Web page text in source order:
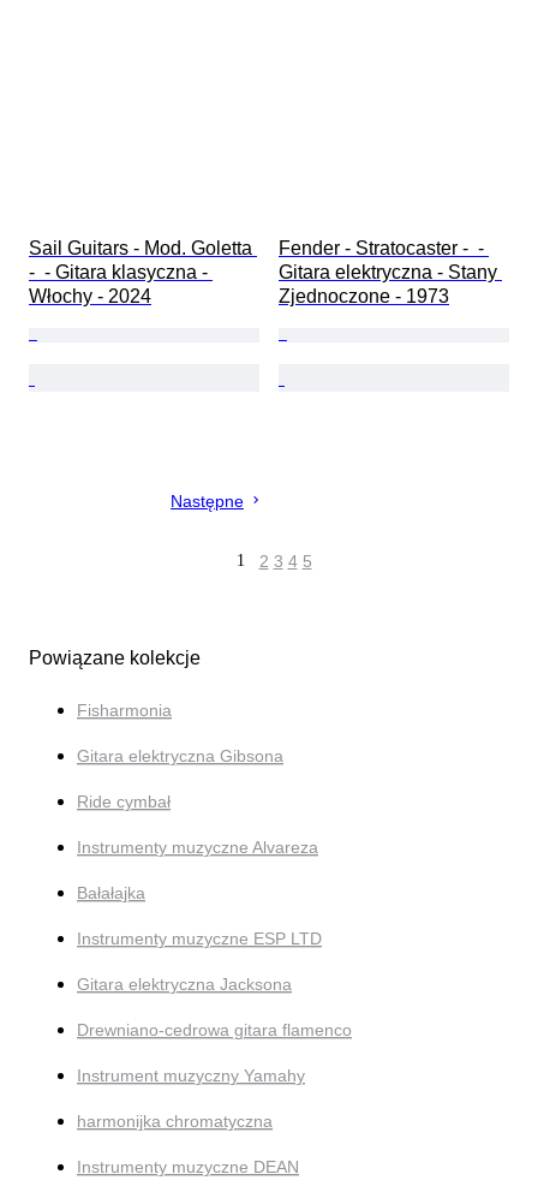
Sail Guitars - Mod. Goletta
-  - Gitara klasyczna -
Włochy - 2024
Fender - Stratocaster -  -
Gitara elektryczna - Stany
Zjednoczone - 1973
Następne
1 2 3 4 5
Powiązane kolekcje
Fisharmonia
Gitara elektryczna Gibsona
Ride cymbał
Instrumenty muzyczne Alvareza
Bałałajka
Instrumenty muzyczne ESP LTD
Gitara elektryczna Jacksona
Drewniano-cedrowa gitara flamenco
Instrument muzyczny Yamahy
harmonijka chromatyczna
Instrumenty muzyczne DEAN